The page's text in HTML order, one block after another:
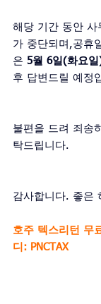
해당 기간 동안 사
가 중단되며,공휴
은 5월 6일(화요일
후 답변드릴 예정
불편을 드려 죄송
탁드립니다.
감사합니다. 좋은
호주 텍스리턴 무
디: PNCTAX